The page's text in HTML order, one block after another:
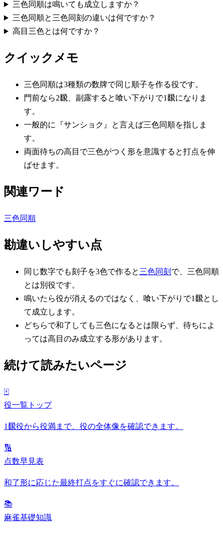
三色同順は鳴いても成立しますか？
三色同順と三色同刻の違いは何ですか？
高目三色とは何ですか？
クイックメモ
三色同順は3種類の数牌で同じ順子を作る役です。
門前なら2飜、副露すると喰い下がりで1飜になりま
す。
一般的に『サンショク』と言えば三色同順を指しま
す。
両面待ちの高目で三色がつく形を意識すると打点を伸
ばせます。
関連ワード
三色同順
勘違いしやすい点
同じ数字でも刻子を3色で作ると 三色同刻 で、三色同順
とは別役です。
鳴いたら役が消えるのではなく、喰い下がりで1飜とし
て成立します。
どちらで和了しても三色になるとは限らず、待ちによ
っては高目のみ成立する形があります。
続けて読みたいページ
🀄
役一覧トップ
1飜役から役満まで、役の全体像を確認できます。
🔢
点数早見表
和了形に応じた最終打点をすぐに確認できます。
📚
麻雀基礎知識